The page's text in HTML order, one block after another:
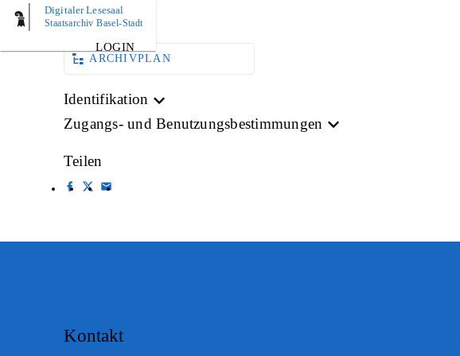
Digitaler Lesesaal
Staatsarchiv Basel-Stadt
LOGIN
AKTE
ARCHIVPLAN
Identifikation
Zugangs- und Benutzungsbestimmungen
Teilen
Kontakt